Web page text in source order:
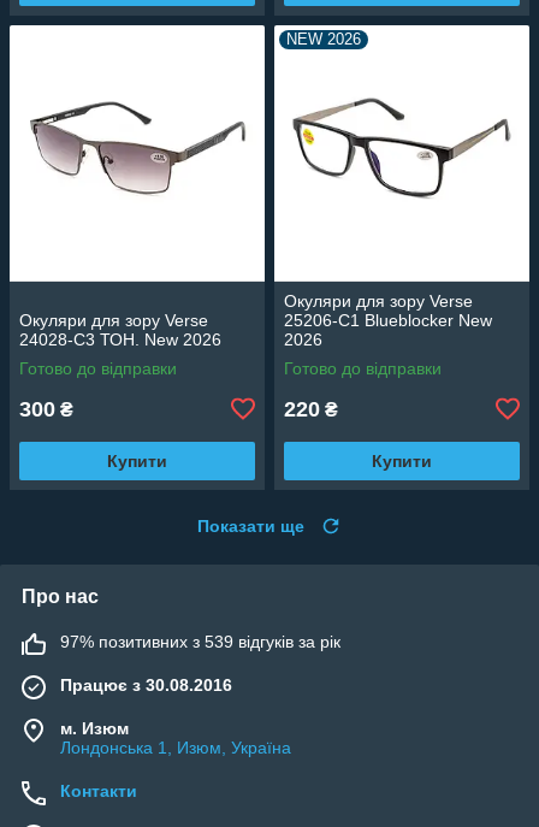
Окуляри для зору Verse
24028-C3 ТОН. New 2026
Готово до відправки
300 ₴
Купити
NEW 2026
Окуляри для зору Verse
25206-C1 Blueblocker New
2026
Готово до відправки
220 ₴
Купити
Показати ще
Про нас
97% позитивних з 539 відгуків за рік
Працює з 30.08.2016
м. Изюм
Лондонська 1, Изюм, Україна
Контакти